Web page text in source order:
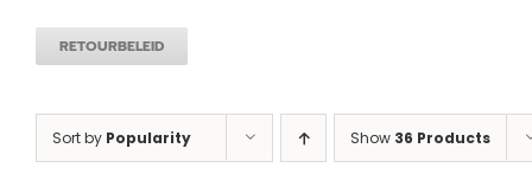
RETOURBELEID
Sort by Popularity Show 36 Products